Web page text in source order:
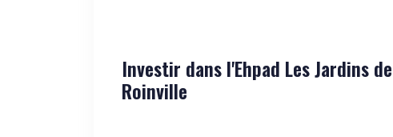
Investir dans l'Ehpad Les Jardins
Roinville